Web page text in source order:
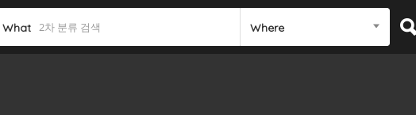
What Where